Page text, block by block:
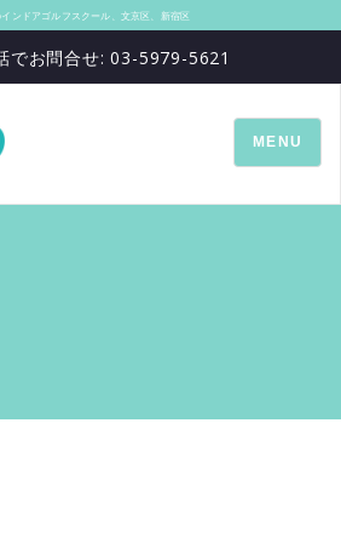
ンドアゴルフスクール、文京区、新宿区
でお問合せ: 03-5979-5621
TOGGLE
MENU